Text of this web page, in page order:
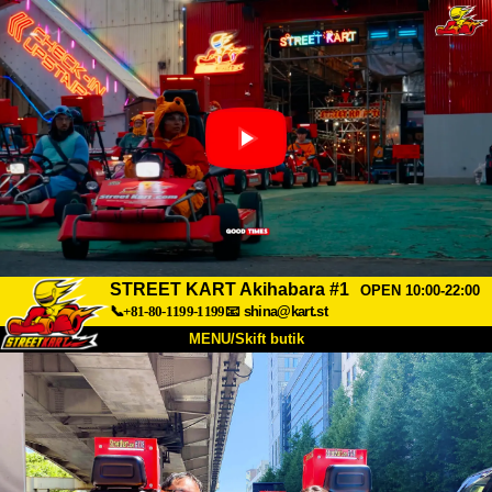
STREET KART Akihabara #1
OPEN 10:00-22:00
📞+81-80-1199-1199📧 shina@kart.st
MENU/Skift butik
TOP
Om Specifikationer Pris
Adgang Stemme FAQ